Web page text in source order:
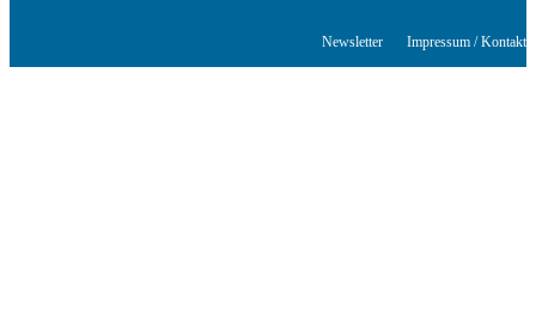
Newsletter
Impressum / Kontakt